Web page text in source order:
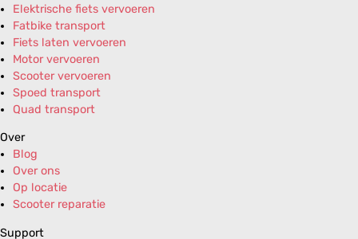
Elektrische fiets vervoeren
Fatbike transport
Fiets laten vervoeren
Motor vervoeren
Scooter vervoeren
Spoed transport
Quad transport
Over
Blog
Over ons
Op locatie
Scooter reparatie
Support